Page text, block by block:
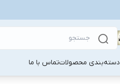
دسته‌بندی محصولاتتماس با ما